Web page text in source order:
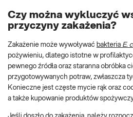
Czy można wykluczyć
przyczyny zakażenia?
Zakażenie może wywoływać bakteria E.
pożywieniu, dlatego istotne w
pewnego źródła oraz staranna obróbka
przygotowywanych potraw, zwłaszcza
Konieczne jest częste mycie rąk oraz
a także kupowanie produktów